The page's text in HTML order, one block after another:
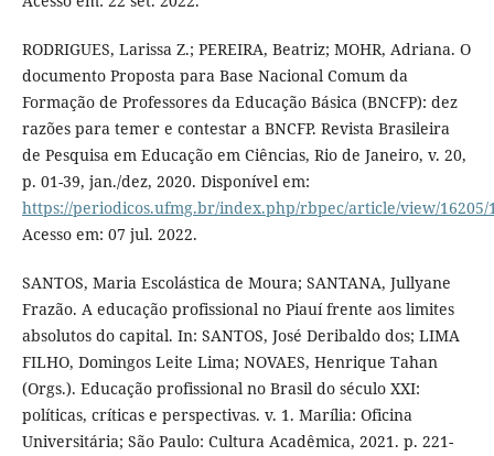
RODRIGUES, Larissa Z.; PEREIRA, Beatriz; MOHR, Adriana. O
documento Proposta para Base Nacional Comum da
Formação de Professores da Educação Básica (BNCFP): dez
razões para temer e contestar a BNCFP. Revista Brasileira
de Pesquisa em Educação em Ciências, Rio de Janeiro, v. 20,
p. 01-39, jan./dez, 2020. Disponível em:
https://periodicos.ufmg.br/index.php/rbpec/article/view/16205/
Acesso em: 07 jul. 2022.
SANTOS, Maria Escolástica de Moura; SANTANA, Jullyane
Frazão. A educação profissional no Piauí frente aos limites
absolutos do capital. In: SANTOS, José Deribaldo dos; LIMA
FILHO, Domingos Leite Lima; NOVAES, Henrique Tahan
(Orgs.). Educação profissional no Brasil do século XXI:
políticas, críticas e perspectivas. v. 1. Marília: Oficina
Universitária; São Paulo: Cultura Acadêmica, 2021. p. 221-